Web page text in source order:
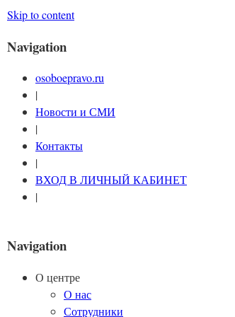
Skip to content
Navigation
osoboepravo.ru
|
Новости и СМИ
|
Контакты
|
ВХОД В ЛИЧНЫЙ КАБИНЕТ
|
Navigation
О центре
О нас
Сотрудники